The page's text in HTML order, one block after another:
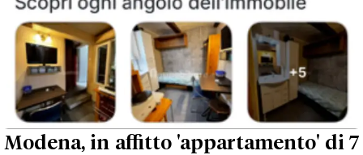
Modena, in affitto 'appartamento' di 7